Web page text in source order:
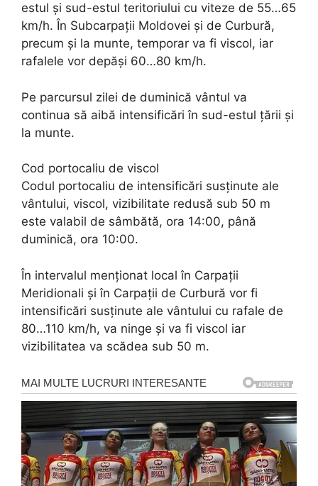
estul și sud-estul teritoriului cu viteze de 55…65
km/h. În Subcarpații Moldovei și de Curbură,
precum și la munte, temporar va fi viscol, iar
rafalele vor depăși 60…80 km/h.
Pe parcursul zilei de duminică vântul va
continua să aibă intensificări în sud-estul țării și
la munte.
Cod portocaliu de viscol
Codul portocaliu de intensificări susținute ale
vântului, viscol, vizibilitate redusă sub 50 m
este valabil de sâmbătă, ora 14:00, până
duminică, ora 10:00.
În intervalul menționat local în Carpații
Meridionali și în Carpații de Curbură vor fi
intensificări susținute ale vântului cu rafale de
80…110 km/h, va ninge și va fi viscol iar
vizibilitatea va scădea sub 50 m.